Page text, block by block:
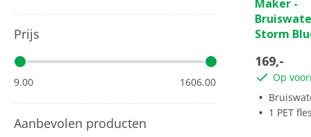
Prijs
9.00 1606.00
Aanbevolen producten
de
5
sterren.
Maker -
Storm
169,-
Op
1 PET